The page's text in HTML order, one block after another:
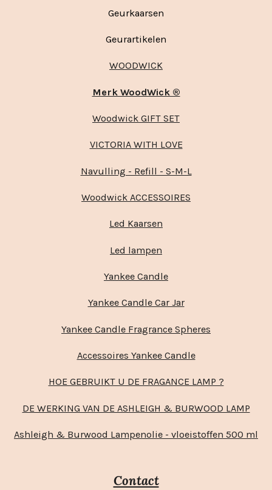
Geurkaarsen
Geurartikelen
WOODWICK
Merk WoodWick ®
Woodwick GIFT SET
VICTORIA WITH LOVE
Navulling - Refill - S-M-L
Woodwick ACCESSOIRES
Led Kaarsen
Led lampen
Yankee Candle
Yankee Candle Car Jar
Yankee Candle Fragrance Spheres
Accessoires Yankee Candle
HOE GEBRUIKT U DE FRAGANCE LAMP ?
DE WERKING VAN DE ASHLEIGH & BURWOOD LAMP
Ashleigh & Burwood Lampenolie - vloeistoffen 500 ml
Contact